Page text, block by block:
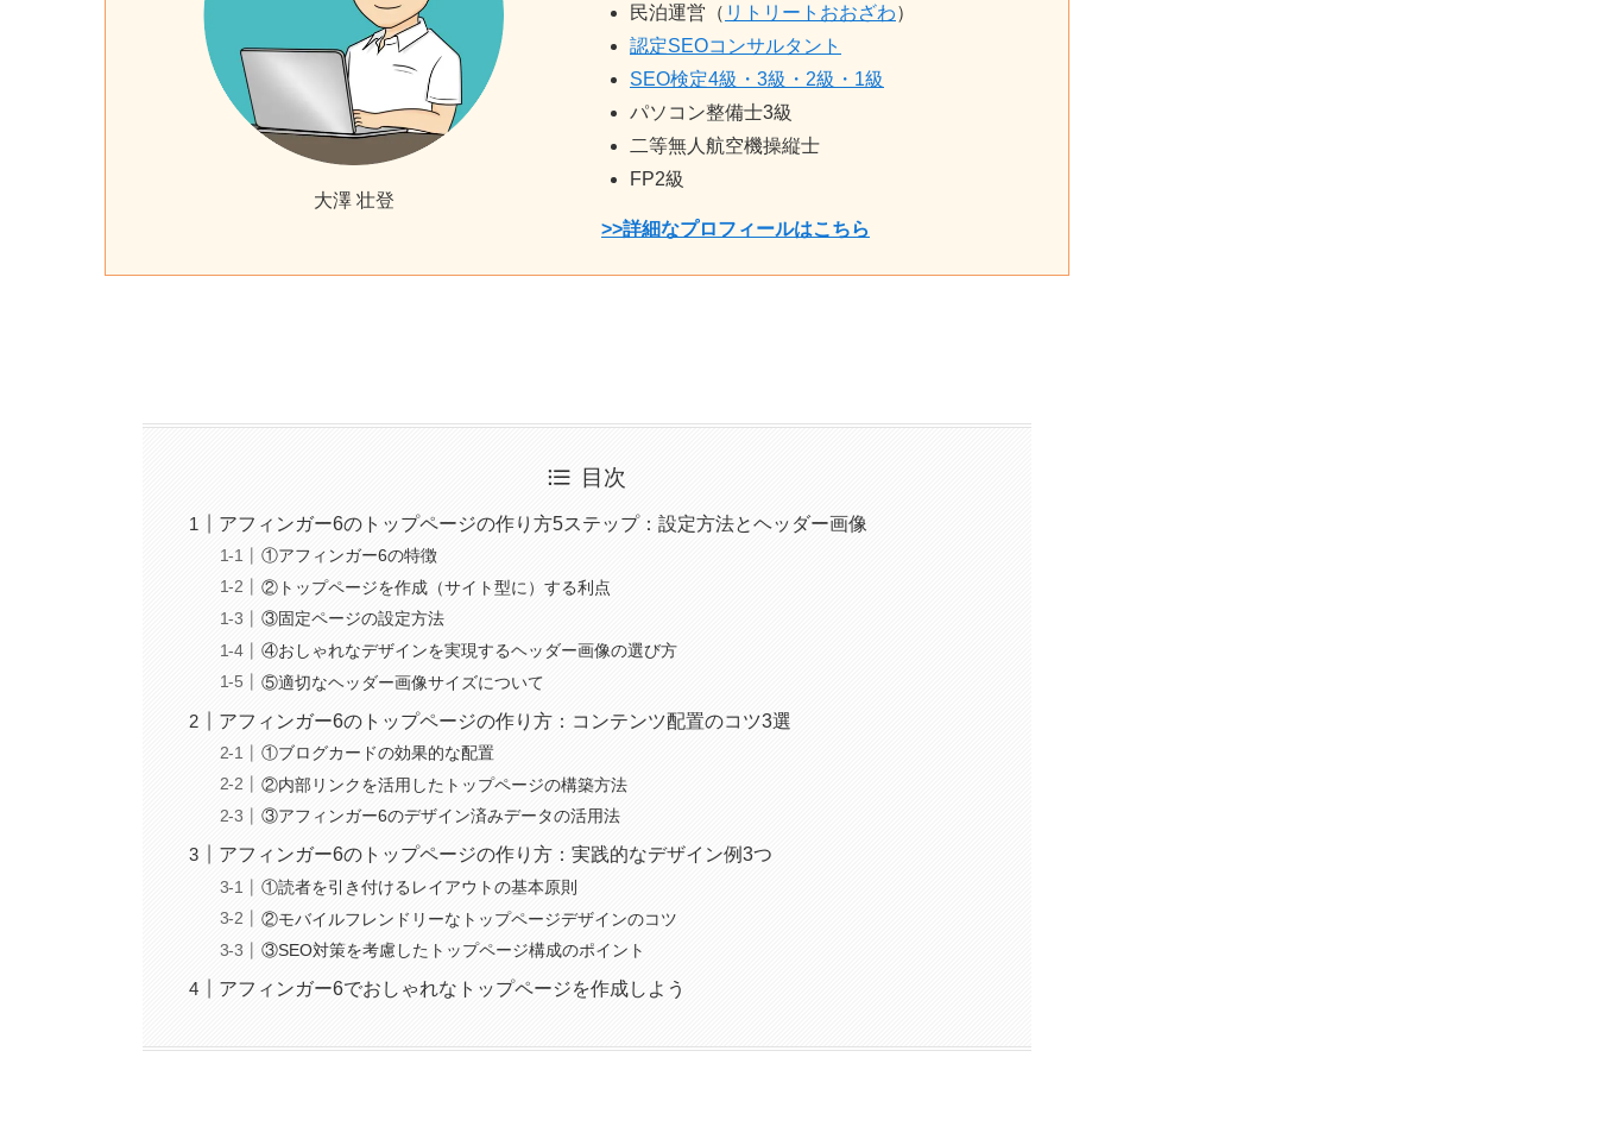
大澤 壮登
民泊運営（ リトリートおおざわ）
認定SEOコンサルタント
SEO検定4級・3級・2級・1級
パソコン整備士3級
二等無人航空機操縦士
FP2級
>>詳細なプロフィールはこちら
目次
アフィンガー6のトップページの作り方5ステップ：設定方法とヘッダー画像
①アフィンガー6の特徴
②トップページを作成（サイト型に）する利点
③固定ページの設定方法
④おしゃれなデザインを実現するヘッダー画像の選び方
⑤適切なヘッダー画像サイズについて
アフィンガー6のトップページの作り方：コンテンツ配置のコツ3選
①ブログカードの効果的な配置
②内部リンクを活用したトップページの構築方法
③アフィンガー6のデザイン済みデータの活用法
アフィンガー6のトップページの作り方：実践的なデザイン例3つ
①読者を引き付けるレイアウトの基本原則
②モバイルフレンドリーなトップページデザインのコツ
③SEO対策を考慮したトップページ構成のポイント
アフィンガー6でおしゃれなトップページを作成しよう